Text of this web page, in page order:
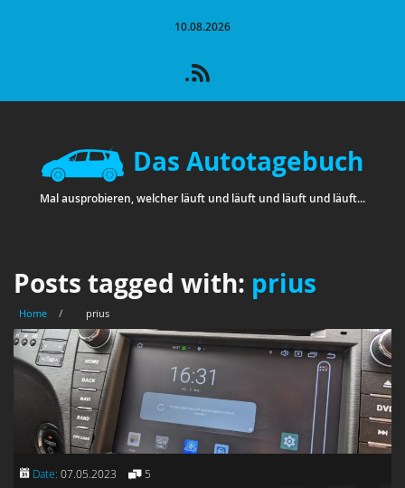
10.08.2026
Das Autotagebuch
Mal ausprobieren, welcher läuft und läuft und läuft und läuft...
Posts tagged with: prius
Home / prius
Date: 07.05.2023 5